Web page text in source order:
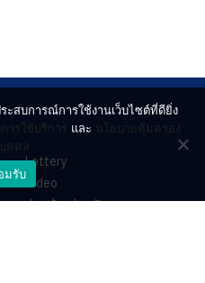
Lottery
Video
ร่วมด้วยช่วยกัน
ะสบการณ์การใช้งานเว็บไซต์ที่ดียิ่ง
ารใช้บริการ และ นโยบายคุ้มครอง
คคล
มรับ